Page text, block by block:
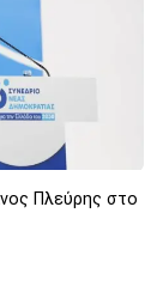
Πλεύρης στο